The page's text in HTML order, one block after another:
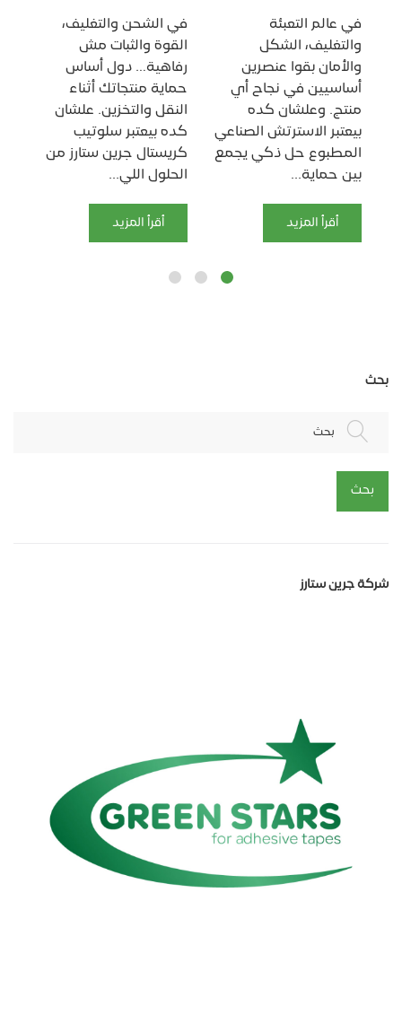
في عالم التعبئة
والتغليف، الشكل
والأمان بقوا عنصرين
أساسيين في نجاح أي
منتج. وعلشان كده
بيعتبر الاسترتش الصناعي
المطبوع حل ذكي يجمع
بين حماية...
أقرأ المزيد
في الشحن والتغليف،
القوة والثبات مش
رفاهية… دول أساس
حماية منتجاتك أثناء
النقل والتخزين. علشان
كده بيعتبر سلوتيب
كريستال جرين ستارز من
الحلول اللي...
أقرأ المزيد
بحث
بحث
بحث
شركة جرين ستارز